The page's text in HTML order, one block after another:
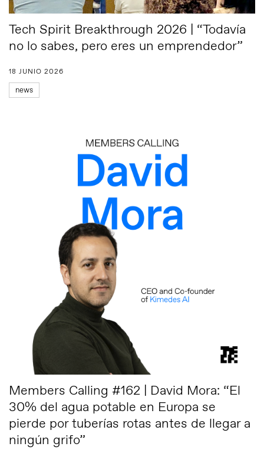
Tech Spirit Breakthrough 2026 | “Todavía
no lo sabes, pero eres un emprendedor”
18 JUNIO 2026
news
Members Calling #162 | David Mora: “El
30% del agua potable en Europa se
pierde por tuberías rotas antes de llegar a
ningún grifo”